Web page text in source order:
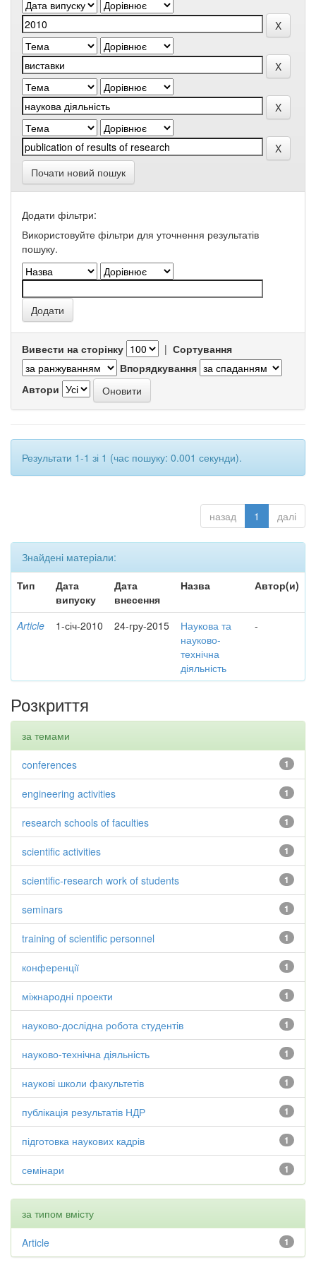
Почати новий пошук
Додати фільтри:
Використовуйте фільтри для уточнення результатів
пошуку.
Вивести на сторінку | Сортування
Впорядкування
Автори
Результати 1-1 зі 1 (час пошуку: 0.001 секунди).
назад 1 далі
Знайдені матеріали:
Тип
Дата
випуску
Дата
внесення
Назва Автор(и)
Article 1-січ-2010 24-гру-2015
Наукова та
науково-
технічна
діяльність
-
Розкриття
за темами
1
conferences
1
engineering activities
1
research schools of faculties
1
scientific activities
1
scientific-research work of students
1
seminars
1
training of scientific personnel
1
конференції
1
міжнародні проекти
1
науково-дослідна робота студентів
1
науково-технічна діяльність
1
наукові школи факультетів
1
публікація результатів НДР
1
підготовка наукових кадрів
1
семінари
за типом вмісту
1
Article